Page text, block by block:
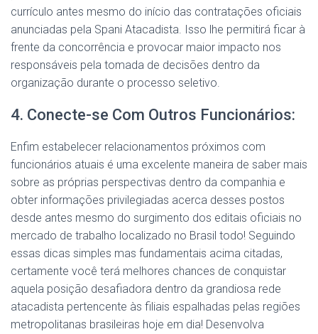
currículo antes mesmo do início das contratações oficiais
anunciadas pela Spani Atacadista. Isso lhe permitirá ficar à
frente da concorrência e provocar maior impacto nos
responsáveis pela tomada de decisões dentro da
organização durante o processo seletivo.
4. Conecte-se Com Outros Funcionários:
Enfim estabelecer relacionamentos próximos com
funcionários atuais é uma excelente maneira de saber mais
sobre as próprias perspectivas dentro da companhia e
obter informações privilegiadas acerca desses postos
desde antes mesmo do surgimento dos editais oficiais no
mercado de trabalho localizado no Brasil todo! Seguindo
essas dicas simples mas fundamentais acima citadas,
certamente você terá melhores chances de conquistar
aquela posição desafiadora dentro da grandiosa rede
atacadista pertencente às filiais espalhadas pelas regiões
metropolitanas brasileiras hoje em dia! Desenvolva